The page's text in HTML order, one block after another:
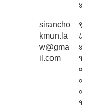
४
sirancho
kmun.la
w@gma
il.com
९
८
४
१
०
०
०
१